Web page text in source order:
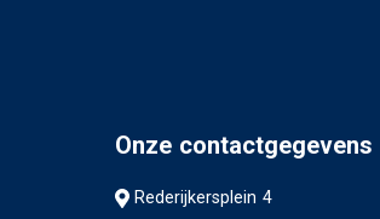
Onze contactgegevens
Rederijkersplein 4